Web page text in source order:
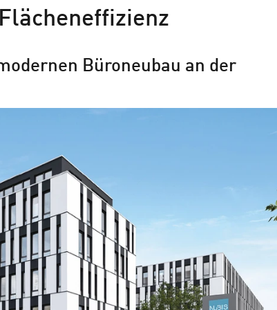
Büroneubau an der
beginnt
und
drei
Neuer Büroraum für Berlin:
NUBIS im Technologiepark
Gesamtmietfläche von rund 17.400
entstehen